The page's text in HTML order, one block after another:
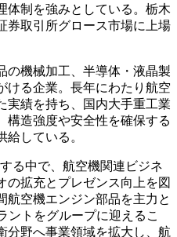
体制を強みとしている。栃木
券取引所グロース市場に上場
の機械加工、半導体・液晶製
ける企業。長年にわたり航空
実績を持ち、国内大手重工業
構造強度や安全性を確保する
給している。
る中で、航空機関連ビジネ
の拡充とプレゼンス向上を図
航空機エンジン部品を主力と
ントをグループに迎えるこ
分野へ事業領域を拡大し、航